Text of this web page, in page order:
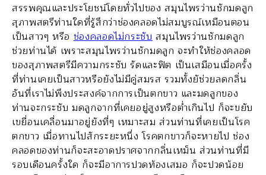
สรรพคุณและประโยชน์โดยทั่วไปของ สมุนไพรว่านชักมดลูก
สุภาพสตรีท่านใดที่รู้สึกว่าช่องคลอดไม่สมบูรณ์เหมือนตอน
เป็นสาวๆ หรือช่องคลอดไม่กระชับสมุนไพรว่านชักมดลูก
ช่วยท่านได้ เพราะสมุนไพรว่านชักมดลูก จะทำให้ช่องคลอด
ของสุภาพสตรีมีความกระชับ รัดและฟิต เป็นเสมือนเมื่อครั้ง
ที่ท่านเคยเป็นสาวหรือยังไม่มีคู่สมรส รวมทั้งยัช่วยลดกลิ่น
อันที่เราไม่พึงประสงค์จากการเป็นตกขาว และมดลูกของ
ท่านจะกระชับ มดลูกจากที่เคยอยู่สูงหรือต่ำเกินไป ก็จะขยับ
เขยื่อนเคลื่อนมาอยู่ยังที่ๆ เหมาะสม ส่วนท่านที่เคยเป็นโรค
ตกขาว เมื่อทานไปสักระยะหนึ่ง โรคตกขาวก็จะหายไป ช่อง
คลอดของท่านก็จะสะอาดปราศจากกลิ่นเหม็น ส่วนท่านที่มี
รอบเดือนครั้งใด ก็จะมีอาการปวดท้องเสมอ ก็จะปวดน้อย